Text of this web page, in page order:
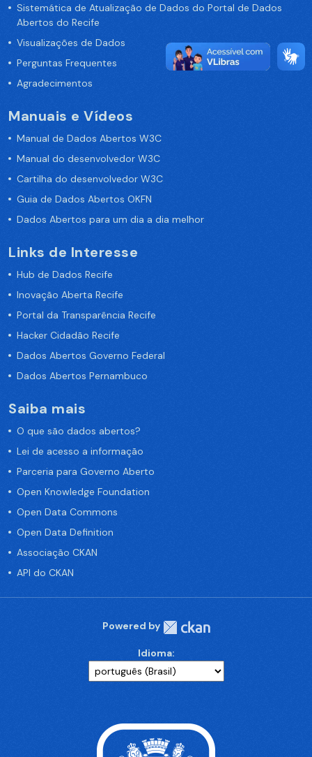
Sistemática de Atualização de Dados do Portal de Dados
Abertos do Recife
Visualizações de Dados
Perguntas Frequentes
Agradecimentos
Manuais e Vídeos
Manual de Dados Abertos W3C
Manual do desenvolvedor W3C
Cartilha do desenvolvedor W3C
Guia de Dados Abertos OKFN
Dados Abertos para um dia a dia melhor
Links de Interesse
Hub de Dados Recife
Inovação Aberta Recife
Portal da Transparência Recife
Hacker Cidadão Recife
Dados Abertos Governo Federal
Dados Abertos Pernambuco
Saiba mais
O que são dados abertos?
Lei de acesso a informação
Parceria para Governo Aberto
Open Knowledge Foundation
Open Data Commons
Open Data Definition
Associação CKAN
API do CKAN
Powered by
Idioma